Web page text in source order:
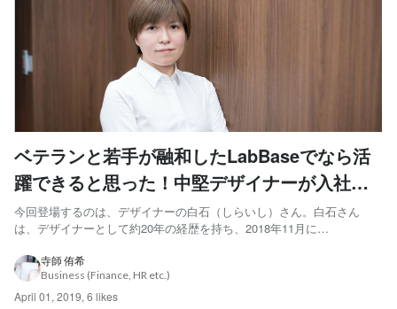
ベテランと若手が融和したLabBaseでなら活
躍できると思った！中堅デザイナーが入社し
たわけ
今回登場するのは、デザイナーの白石（しらいし）さん。白石さん
は、デザイナーとして約20年の経歴を持ち、2018年11月に
石さんが、設立3年目のスタートアップに転職してきた理由と、これか
ら当社で成し遂げたいことについてお伺いしました。 デザイナ...
寺師 侑希
Business (Finance, HR etc.)
April 01, 2019, 6 likes